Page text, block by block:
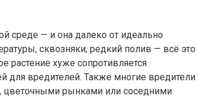
среде — и она далеко от идеально
сквозняки, редкий полив — всё это
растение хуже сопротивляется
для вредителей. Также многие вредители
цветочными рынками или соседними